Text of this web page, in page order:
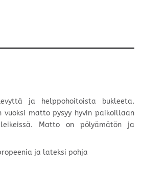
ja helppohoitoista bukleeta.
vuoksi matto pysyy hyvin paikoillaan
leikeissä. Matto on pölyämätön ja
ja lateksi pohja